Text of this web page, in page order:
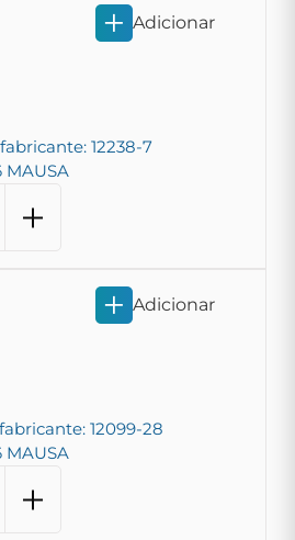
12238-7
MAUSA
Adicionar
12099-28
MAUSA
Adicionar